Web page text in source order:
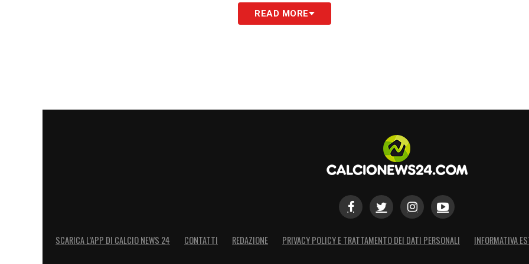
READ MORE
SCARICA L’APP DI CALCIO NEWS 24 CONTATTI REDAZIONE PRIVACY POLICY E TRATTAMENTO DEI DATI PERSONALI INFORMATIVA